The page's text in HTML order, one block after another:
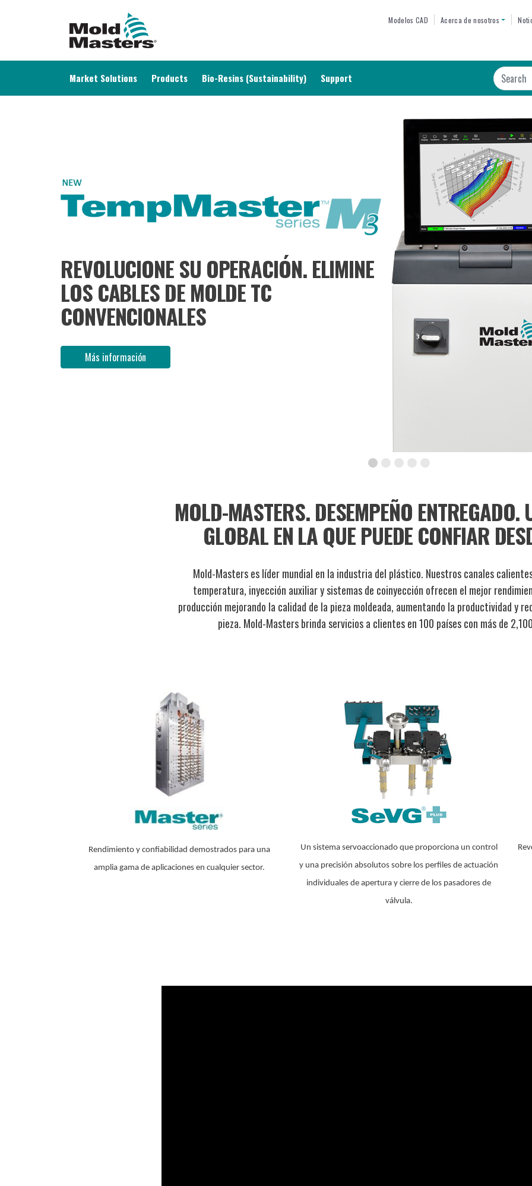
to
content
TOP MENU
Modelos CAD Acerca de nosotros
MAIN NAVIGATION
Market Solutions Products Bio-Resins (Sustainability) Support Search
ELIMINE
MOLD-MASTERS. DESEMPEÑO ENTREGADO.
GLOBAL EN LA QUE PUEDE CONFIAR
Mold-Masters es líder mundial en la industria del plástico. Nuestros canales
temperatura, inyección auxiliar y sistemas de coinyección ofrecen el mejor
producción mejorando la calidad de la pieza moldeada, aumentando la productividad y
pieza. Mold-Masters brinda servicios a clientes en 100 países con más de
Rendimiento y confiabilidad demostrados para una
amplia gama de aplicaciones en cualquier sector.
Un sistema servoaccionado que proporciona un control
y una precisión absolutos sobre los perfiles de actuación
individuales de apertura y cierre de los pasadores de
válvula.